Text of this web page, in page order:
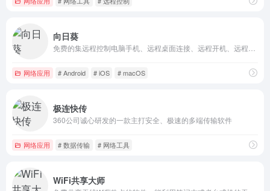
向日葵
网络应用 # Android # iOS # macOS
极连快传
360公司诚心研发的一款主打安全、极速的多端传输软件
网络应用 # 数据传输 # 网络工具
WiFi共享大师